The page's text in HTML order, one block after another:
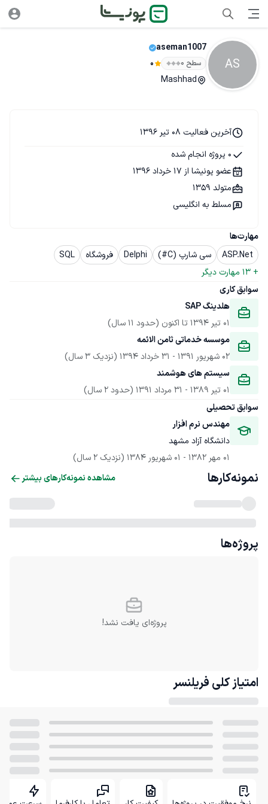
AS
aseman1007
سطح ۰ 0
Mashhad
مهارت‌ها
ASP.Net
سی شارپ (C#) Delphi فروشگاه
SQL
+
13 مهارت دیگر
سوابق کاری
هلدینگ SAP
01 تیر 1394
تا اکنون (حدود 11 سال)
موسسه خدماتی ثامن الائمه
02 شهریور 1391
- 31 خرداد 1394
(نزدیک 3 سال)
سیستم های هوشمند
01 تیر 1389
- 31 مرداد 1391
(حدود 2 سال)
سوابق تحصیلی
مهندس نرم افزار
دانشگاه آزاد مشهد
01 مهر 1382
- 01 شهریور 1384 (نزدیک 2 سال)
آخرین فعالیت 08 تیر 1396
0 پروژه انجام شده
عضو پونیشا از 17 خرداد 1396
متولد 1359
مسلط به انگلیسی
نمونه‌کارها مشاهده نمونه‌کارهای بیشتر
پروژه‌ها
پروژه‌ای یافت نشد!
امتیاز کلی فریلنسر